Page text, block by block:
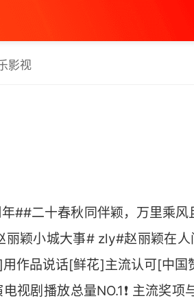
影视
##二十春秋同伴颖，万里乘
丽颖小城大事# zly#赵丽颖在
作品说话[鲜花]主流认可[中
电视剧播放总量NO.1❗ 主流奖